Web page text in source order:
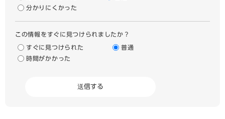
分かりにくかった
この情報をすぐに見つけられましたか？
すぐに見つけられた
普通
時間がかかった